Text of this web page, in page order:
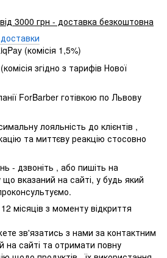
3000 грн - доставка безкоштовна
(комісія 1,5%)
згідно з тарифів Нової
ForBarber готівкою по Львову
лояльність до клієнтів ,
та миттєву реакцію стосовно
- дзвоніть , або пишіть на
вказаний на сайті, у будь який
місяців з моменту відкриття
зв'язатись з нами за контактним
на сайті та отримати повну